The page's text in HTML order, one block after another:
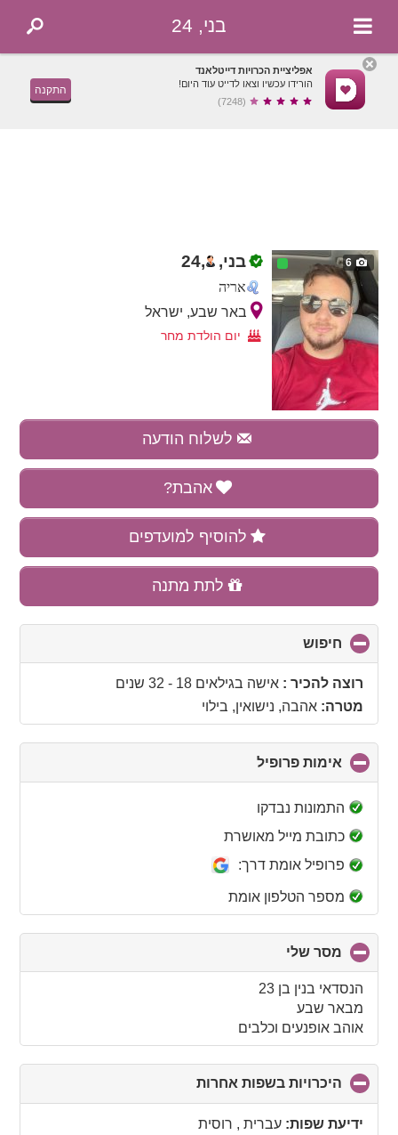
בני, 24
אפליציית הכרויות דייטלאנד
הורידו עכשיו וצאו לדייט עוד היום!
(7248)
התקנה
6 בני, ,
24
אריה
באר שבע, ישראל
יום הולדת מחר
לשלוח הודעה
אהבת?
להוסיף למועדפים
לתת מתנה
חיפוש
to
collapseרוצה להכיר :אישה בגילאים 18 - 32 שנים
מטרה: אהבה, נישואין, בילוי
אימות פרופיל
to
התמונות נבדקו
כתובת מייל מאושרת
פרופיל אומת דרך:
מספר הטלפון אומת
מסר שלי
to
collapseהנסדאי בנין בן 23
מבאר שבע
אוהב אופנעים וכלבים
היכרויות בשפות אחרות
to
ידיעת שפות: עברית , רוסית